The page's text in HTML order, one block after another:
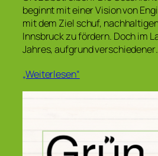
beginnt mit einer Vision von
mit dem Ziel schuf,
Innsbruck zu fördern. Doch im
Jahres, aufgrund
„Weiterlesen“